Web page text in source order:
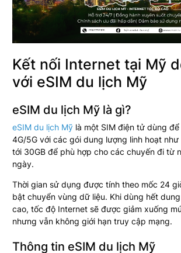
Kết nối Internet tại Mỹ
với eSIM du lịch Mỹ
eSIM du lịch Mỹ là gì?
eSIM du lịch Mỹ là một SIM điện tử dùng
4G/5G với các gói dung lượng linh hoạt như
tới 30GB để phù hợp cho các chuyến đi từ
ngày.
Thời gian sử dụng được tính theo mốc 24
bật chuyển vùng dữ liệu. Khi dùng hết
cao, tốc độ Internet sẽ được giảm xuống
nhưng vẫn không giới hạn truy cập mạng.
Thông tin eSIM du lịch Mỹ